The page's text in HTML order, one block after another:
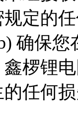
定的
确保
椤锂
任何